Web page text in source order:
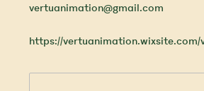
vertuanimation@gmail.com
https://